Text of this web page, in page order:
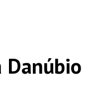
Danúbio